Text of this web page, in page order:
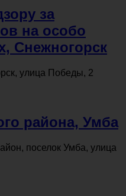
за
на особо
Снежногорск
улица Победы, 2
района, Умба
поселок Умба, улица